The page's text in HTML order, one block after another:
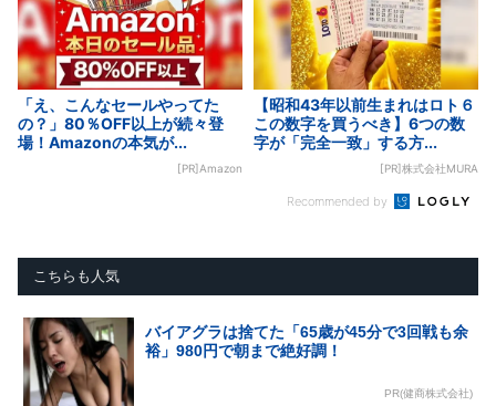
「え、こんなセールやってた
の？」80％OFF以上が続々登
場！Amazonの本気が...
[PR]Amazon
【昭和43年以前生まれはロト６
この数字を買うべき】6つの数
字が「完全一致」する方...
[PR]株式会社MURA
Recommended by
こちらも人気
バイアグラは捨てた「65歳が45分で3回戦も余
裕」980円で朝まで絶好調！
PR(健商株式会社)